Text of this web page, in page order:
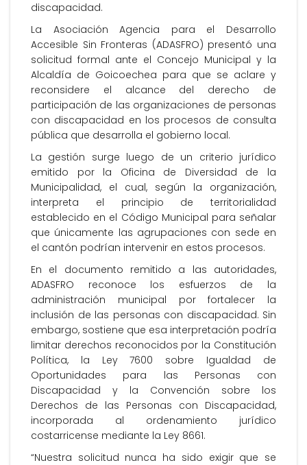
discapacidad.
La Asociación Agencia para el Desarrollo
Accesible Sin Fronteras (ADASFRO) presentó una
solicitud formal ante el Concejo Municipal y la
Alcaldía de Goicoechea para que se aclare y
reconsidere el alcance del derecho de
participación de las organizaciones de personas
con discapacidad en los procesos de consulta
pública que desarrolla el gobierno local.
La gestión surge luego de un criterio jurídico
emitido por la Oficina de Diversidad de la
Municipalidad, el cual, según la organización,
interpreta el principio de territorialidad
establecido en el Código Municipal para señalar
que únicamente las agrupaciones con sede en
el cantón podrían intervenir en estos procesos.
En el documento remitido a las autoridades,
ADASFRO reconoce los esfuerzos de la
administración municipal por fortalecer la
inclusión de las personas con discapacidad. Sin
embargo, sostiene que esa interpretación podría
limitar derechos reconocidos por la Constitución
Política, la Ley 7600 sobre Igualdad de
Oportunidades para las Personas con
Discapacidad y la Convención sobre los
Derechos de las Personas con Discapacidad,
incorporada al ordenamiento jurídico
costarricense mediante la Ley 8661.
“Nuestra solicitud nunca ha sido exigir que se